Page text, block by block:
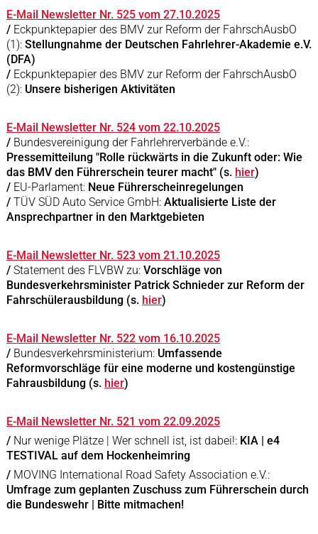
E-Mail Newsletter Nr. 525 vom 27.10.2025
/ Eckpunktepapier des BMV zur Reform der FahrschAusbO
(1):Stellungnahme der Deutschen Fahrlehrer-Akademie e.V.
(DFA)
/ Eckpunktepapier des BMV zur Reform der FahrschAusbO
(2):Unsere bisherigen Aktivitäten
E-Mail Newsletter Nr. 524 vom 22.10.2025
/ Bundesvereinigung der Fahrlehrerverbände e.V.:
Pressemitteilung "Rolle rückwärts in die Zukunft oder: Wie
das BMV den Führerschein teurer macht" (s. hier)
/ EU-Parlament:Neue Führerscheinregelungen
/ TÜV SÜD Auto Service GmbH: Aktualisierte Liste der
Ansprechpartner in den Marktgebieten
E-Mail Newsletter Nr. 523 vom 21.10.2025
/ Statement des FLVBW zu: Vorschläge von
Bundesverkehrsminister Patrick Schnieder zur Reform der
Fahrschülerausbildung (s. hier)
E-Mail Newsletter Nr. 522 vom 16.10.2025
/Bundesverkehrsministerium:Umfassende
Reformvorschläge für eine moderne und kostengünstige
Fahrausbildung (s. hier)
E-Mail Newsletter Nr. 521 vom 22.09.2025
/Nur wenige Plätze | Wer schnell ist, ist dabei!: KIA | e4
TESTIVAL auf dem Hockenheimring
/MOVING International Road Safety Association e.V.:
Umfrage zum geplanten Zuschuss zum Führerschein durch
die Bundeswehr | Bitte mitmachen!